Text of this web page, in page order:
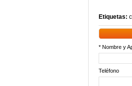
Etiquetas:
* Nombre y
Teléfono